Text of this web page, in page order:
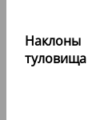
Наклоны
туловища